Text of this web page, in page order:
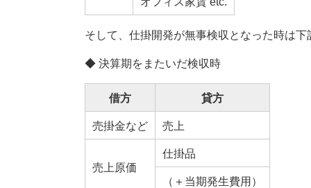
そして、仕掛開発が無事検収となった時は下
◆ 決算期をまたいだ検収時
借方 貸方
売掛金など 売上
売上原価
仕掛品
（＋当期発生費用）